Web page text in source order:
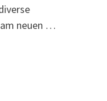
neuen …